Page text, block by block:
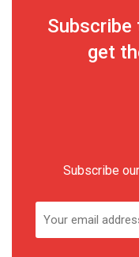
get
Subscribe